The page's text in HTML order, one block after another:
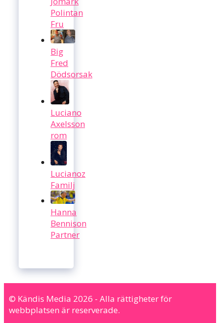
Polintan
Fru
Big
Fred
Dödsorsak
Luciano
Axelsson
rom
Lucianoz
Familj
Hanna
Bennison
Partner
© Kändis Media 2026 - Alla rättigheter för
webbplatsen är reserverade.